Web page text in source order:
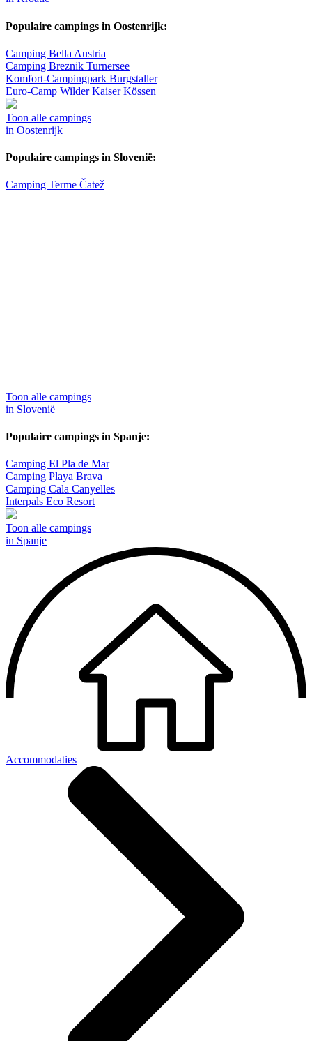
Populaire campings in Oostenrijk:
Camping Bella Austria
Camping Breznik Turnersee
Komfort-Campingpark Burgstaller
Euro-Camp Wilder Kaiser Kössen
Toon alle campings
in Oostenrijk
Populaire campings in Slovenië:
Camping Terme Čatež
Toon alle campings
in Slovenië
Populaire campings in Spanje:
Camping El Pla de Mar
Camping Playa Brava
Camping Cala Canyelles
Interpals Eco Resort
Toon alle campings
in Spanje
Accommodaties